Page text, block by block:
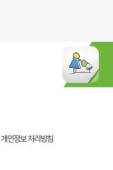
개인정보 처리방침